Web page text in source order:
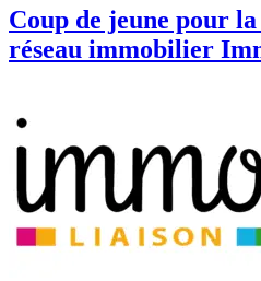
Coup de jeune pour
réseau immobilier